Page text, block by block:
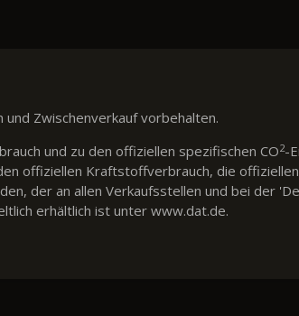
und Zwischenverkauf vorbehalten.
und zu den offiziellen spezifischen CO2-
offiziellen Kraftstoffverbrauch, die
der an allen Verkaufsstellen und bei der
erhältlich ist unter www.dat.de.